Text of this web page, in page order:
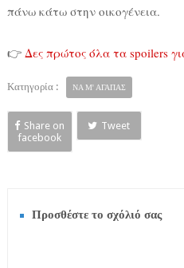
πάνω κάτω στην οικογένεια.
👉 Δες πρώτος όλα τα spoilers
Κατηγορία : ΝΑ Μ' ΑΓΑΠΑΣ
Share on
facebook
Tweet
Προσθέστε το σχόλιό σας